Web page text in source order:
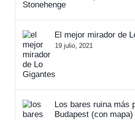
El mejor mirador de
19 julio, 2021
Los bares ruina más
Budapest (con mapa)